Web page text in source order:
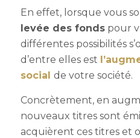
En effet, lorsque vous
levée des fondspour
différentes possibilités
d’entre elles est
social de votre société.
Concrètement, en
nouveaux titres sont
acquièrent ces titres et